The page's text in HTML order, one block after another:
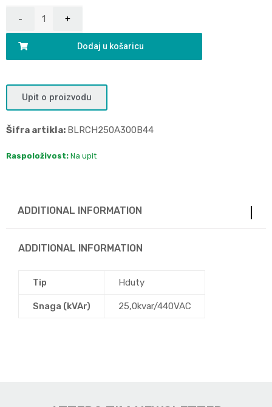
Dodaj u košaricu
Upit o proizvodu
Šifra artikla: BLRCH250A300B44
Raspoloživost: Na upit
ADDITIONAL INFORMATION
ADDITIONAL INFORMATION
Tip Hduty
Snaga (kVAr) 25,0kvar/440VAC